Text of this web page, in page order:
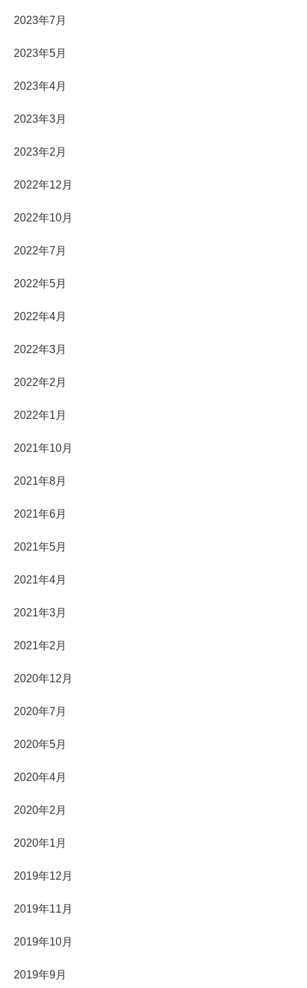
2023年7月
2023年5月
2023年4月
2023年3月
2023年2月
2022年12月
2022年10月
2022年7月
2022年5月
2022年4月
2022年3月
2022年2月
2022年1月
2021年10月
2021年8月
2021年6月
2021年5月
2021年4月
2021年3月
2021年2月
2020年12月
2020年7月
2020年5月
2020年4月
2020年2月
2020年1月
2019年12月
2019年11月
2019年10月
2019年9月